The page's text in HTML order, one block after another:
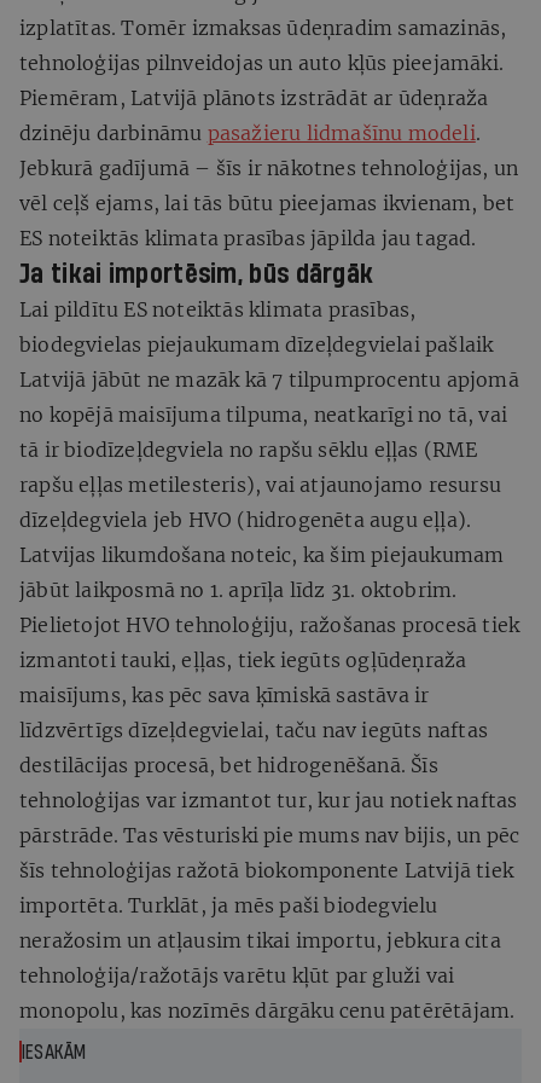
izplatītas. Tomēr izmaksas ūdeņradim samazinās,
tehnoloģijas pilnveidojas un auto kļūs pieejamāki.
Piemēram, Latvijā plānots izstrādāt ar ūdeņraža
dzinēju darbināmu pasažieru lidmašīnu modeli.
Jebkurā gadījumā – šīs ir nākotnes tehnoloģijas, un
vēl ceļš ejams, lai tās būtu pieejamas ikvienam, bet
ES noteiktās klimata prasības jāpilda jau tagad.
Ja tikai importēsim, būs dārgāk
Lai pildītu ES noteiktās klimata prasības,
biodegvielas piejaukumam dīzeļdegvielai pašlaik
Latvijā jābūt ne mazāk kā 7 tilpumprocentu apjomā
no kopējā maisījuma tilpuma, neatkarīgi no tā, vai
tā ir biodīzeļdegviela no rapšu sēklu eļļas (RME
rapšu eļļas metilesteris), vai atjaunojamo resursu
dīzeļdegviela jeb HVO (hidrogenēta augu eļļa).
Latvijas likumdošana noteic, ka šim piejaukumam
jābūt laikposmā no 1. aprīļa līdz 31. oktobrim.
Pielietojot HVO tehnoloģiju, ražošanas procesā tiek
izmantoti tauki, eļļas, tiek iegūts ogļūdeņraža
maisījums, kas pēc sava ķīmiskā sastāva ir
līdzvērtīgs dīzeļdegvielai, taču nav iegūts naftas
destilācijas procesā, bet hidrogenēšanā. Šīs
tehnoloģijas var izmantot tur, kur jau notiek naftas
pārstrāde. Tas vēsturiski pie mums nav bijis, un pēc
šīs tehnoloģijas ražotā biokomponente Latvijā tiek
importēta. Turklāt, ja mēs paši biodegvielu
neražosim un atļausim tikai importu, jebkura cita
tehnoloģija/ražotājs varētu kļūt par gluži vai
monopolu, kas nozīmēs dārgāku cenu patērētājam.
IESAKĀM